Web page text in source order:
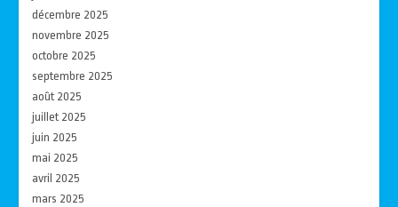
décembre 2025
novembre 2025
octobre 2025
septembre 2025
août 2025
juillet 2025
juin 2025
mai 2025
avril 2025
mars 2025